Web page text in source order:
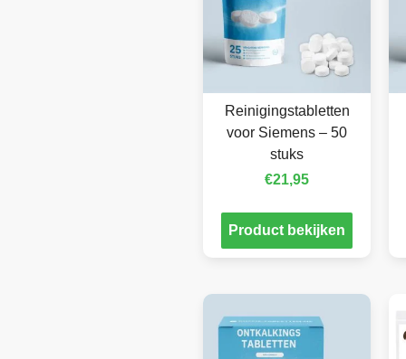
Reinigingstabletten
voor Siemens – 50
stuks
€21,95
Product bekijken